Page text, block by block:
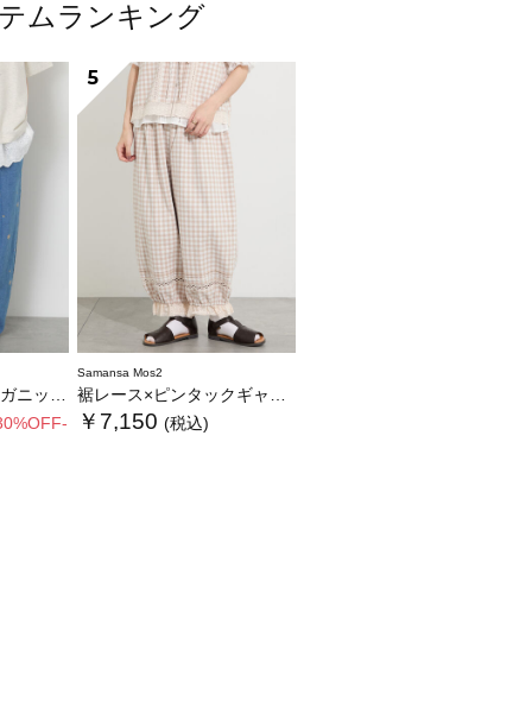
ムランキング
バレルパンツ
5
Samansa Mos2
裾レース×ピンタックギャザーパンツ《限定カラーあり》
￥7,150 (税込)